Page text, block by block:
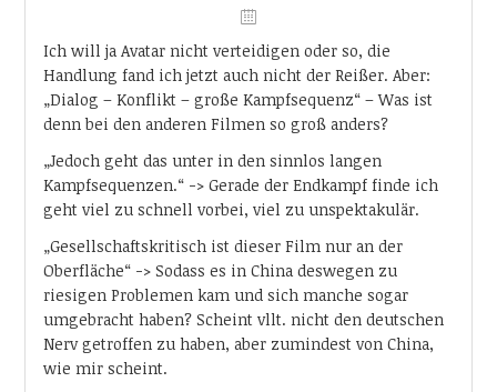
Ich will ja Avatar nicht verteidigen oder so, die
Handlung fand ich jetzt auch nicht der Reißer. Aber:
„Dialog – Konflikt – große Kampfsequenz“ – Was ist
denn bei den anderen Filmen so groß anders?
„Jedoch geht das unter in den sinnlos langen
Kampfsequenzen.“ -> Gerade der Endkampf finde ich
geht viel zu schnell vorbei, viel zu unspektakulär.
„Gesellschaftskritisch ist dieser Film nur an der
Oberfläche“ -> Sodass es in China deswegen zu
riesigen Problemen kam und sich manche sogar
umgebracht haben? Scheint vllt. nicht den deutschen
Nerv getroffen zu haben, aber zumindest von China,
wie mir scheint.